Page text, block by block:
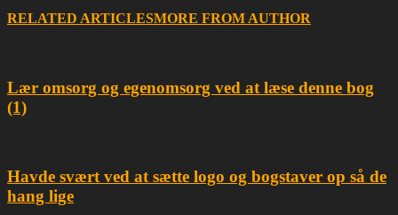
RELATED ARTICLESMORE FROM AUTHOR
Lær omsorg og egenomsorg ved at læse denne bog
(1)
Havde svært ved at sætte logo og bogstaver op så de
hang lige